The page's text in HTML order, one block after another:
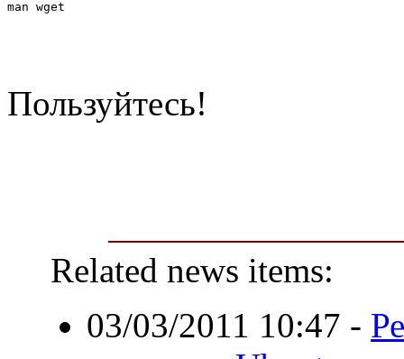
man wget
Пользуйтесь!
Related news items:
03/03/2011 10:47 -